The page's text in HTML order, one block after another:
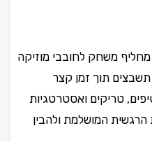
מחליף משחק לחובבי מוזיקה
תוך זמן קצר
טריקים ואסטרטגיות
המושלמת ולהבין